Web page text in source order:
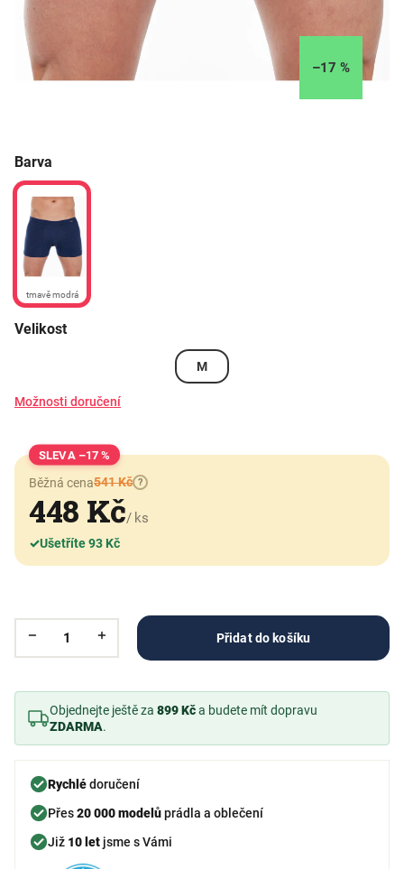
–17 %
Barva
tmavě modrá
Velikost
M
Možnosti doručení
–17 %
Běžná cena541 Kč ?
448 Kč/ ks
✓Ušetříte 93 Kč
Přidat do košíku
Objednejte ještě za 899 Kča budete mít dopravu
ZDARMA.
Rychlédoručení
Přes20 000 modelůprádla a oblečení
Již 10 let jsme s Vámi